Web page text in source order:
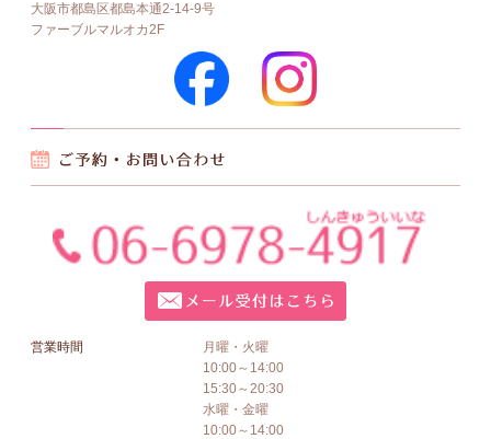
大阪市都島区都島本通2-14-9号
ファーブルマルオカ2F
営業時間
月曜・火曜
10:00～14:00
15:30～20:30
水曜・金曜
10:00～14:00